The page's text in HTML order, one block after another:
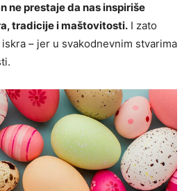
ne prestaje da nas inspiriše
tradicije i maštovitosti. I zato
– jer u svakodnevnim stvarima